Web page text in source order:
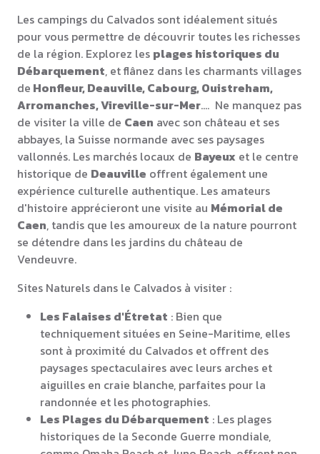
Les campings du Calvados sont idéalement situés
pour vous permettre de découvrir toutes les richesses
de la région. Explorez les plages historiques du
Débarquement, et flânez dans les charmants villages
de Honfleur, Deauville, Cabourg, Ouistreham,
Arromanches, Vireville-sur-Mer…. Ne manquez pas
de visiter la ville de Caen avec son château et ses
abbayes, la Suisse normande avec ses paysages
vallonnés. Les marchés locaux de Bayeux et le centre
historique de Deauville offrent également une
expérience culturelle authentique. Les amateurs
d'histoire apprécieront une visite au Mémorial de
Caen, tandis que les amoureux de la nature pourront
se détendre dans les jardins du château de
Vendeuvre.
Sites Naturels dans le Calvados à visiter :
Les Falaises d'Étretat : Bien que
techniquement situées en Seine-Maritime, elles
sont à proximité du Calvados et offrent des
paysages spectaculaires avec leurs arches et
aiguilles en craie blanche, parfaites pour la
randonnée et les photographies.
Les Plages du Débarquement : Les plages
historiques de la Seconde Guerre mondiale,